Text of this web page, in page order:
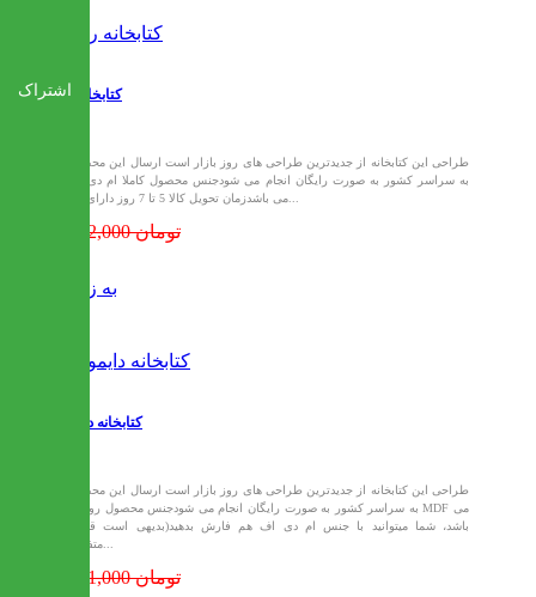
کتابخانه رایا
طراحی این کتابخانه از جدیدترین طراحی های روز بازار است ارسال این محصول
به سراسر کشور به صورت رایگان انجام می شودجنس محصول کاملا ام دی اف
4,652,000 تومان
به زودی
کتابخانه دایموند
طراحی این کتابخانه از جدیدترین طراحی های روز بازار است ارسال این محصول
به سراسر کشور به صورت رایگان انجام می شودجنس محصول روکش MDF می
باشد، شما میتوانید با جنس ام دی اف هم فارش بدهید(بدیهی است قیمت
5,611,000 تومان
اشتراک